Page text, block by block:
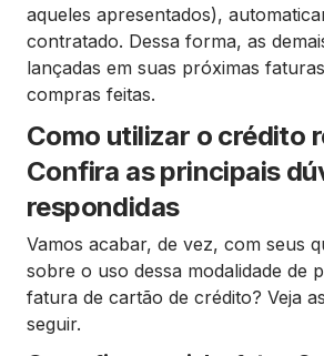
aqueles apresentados),
contratado. Dessa forma, as
lançadas em suas próximas
compras feitas.
Como utilizar o crédito
Confira as principais
respondidas
Vamos acabar, de vez, com seus
sobre o uso dessa modalidade de
fatura de cartão de crédito? Veja
seguir.